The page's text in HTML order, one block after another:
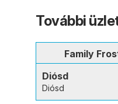
További
Family
Diósd
Diósd